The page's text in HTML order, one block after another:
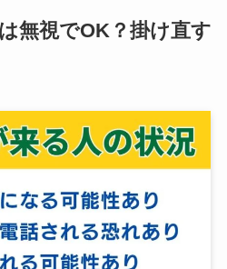
無視でOK？掛け直す